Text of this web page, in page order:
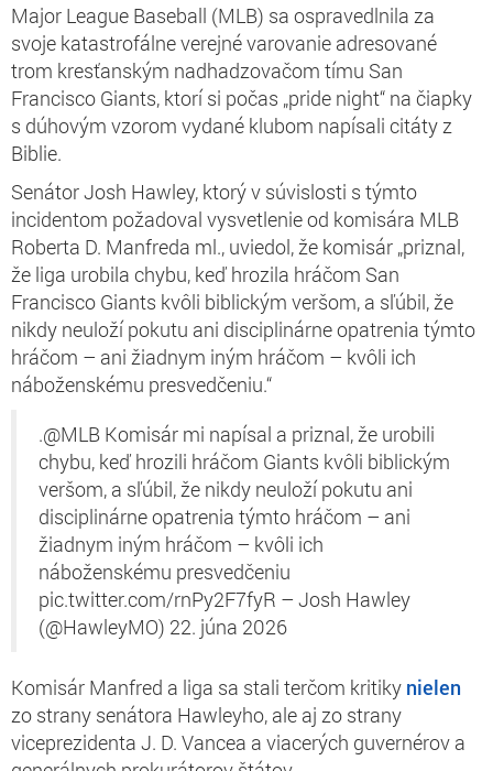
Major League Baseball (MLB) sa ospravedlnila za
svoje katastrofálne verejné varovanie adresované
trom kresťanským nadhadzovačom tímu San
Francisco Giants, ktorí si počas „pride night“ na čiapky
s dúhovým vzorom vydané klubom napísali citáty z
Biblie.
Senátor Josh Hawley, ktorý v súvislosti s týmto
incidentom požadoval vysvetlenie od komisára MLB
Roberta D. Manfreda ml., uviedol, že komisár „priznal,
že liga urobila chybu, keď hrozila hráčom San
Francisco Giants kvôli biblickým veršom, a sľúbil, že
nikdy neuloží pokutu ani disciplinárne opatrenia týmto
hráčom – ani žiadnym iným hráčom – kvôli ich
náboženskému presvedčeniu.“
.@MLB Komisár mi napísal a priznal, že urobili
chybu, keď hrozili hráčom Giants kvôli biblickým
veršom, a sľúbil, že nikdy neuloží pokutu ani
disciplinárne opatrenia týmto hráčom – ani
žiadnym iným hráčom – kvôli ich
náboženskému presvedčeniu
pic.twitter.com/rnPy2F7fyR – Josh Hawley
(@HawleyMO) 22. júna 2026
Komisár Manfred a liga sa stali terčom kritiky nielen
zo strany senátora Hawleyho, ale aj zo strany
viceprezidenta J. D. Vancea a viacerých guvernérov a